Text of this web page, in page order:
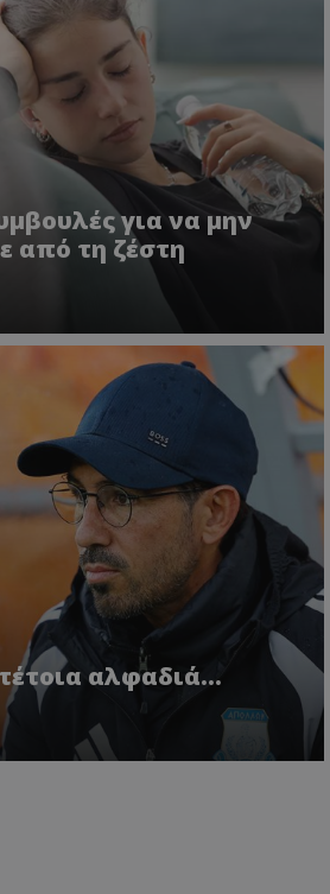
για να μην
από τη ζέστη
αλφαδιά...